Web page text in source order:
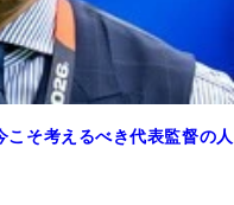
こそ考えるべき代表監督の人